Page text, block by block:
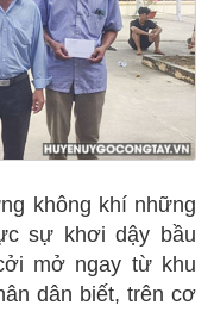
không khí những
sự khơi dậy bầu
mở ngay từ khu
dân biết, trên cơ